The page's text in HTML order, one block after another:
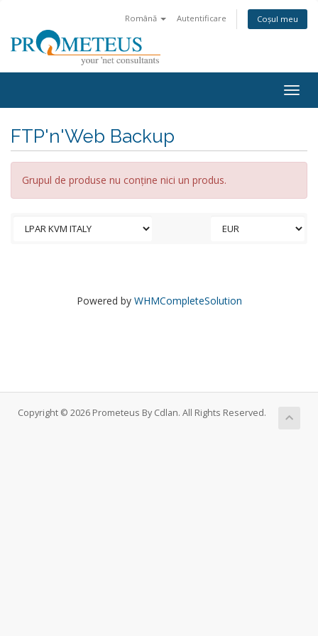
Română Autentificare Coșul meu
FTP'n'Web Backup
Grupul de produse nu conține nici un produs.
Powered by WHMCompleteSolution
Copyright © 2026 Prometeus By Cdlan. All Rights Reserved.